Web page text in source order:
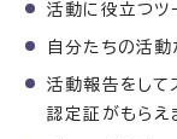
活動に役立つツ
自分たちの活動
活動報告をして
認定証がもらえ